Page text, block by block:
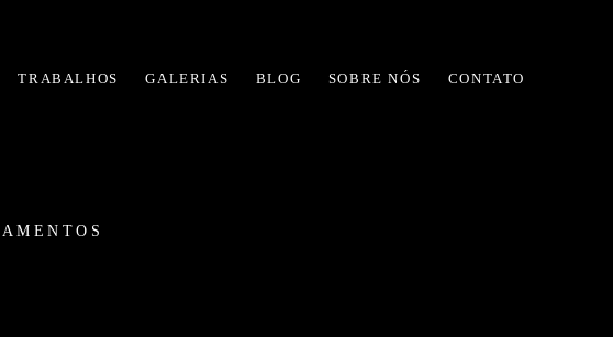
TRABALHOS GALERIAS BLOG SOBRE NÓS CONTATO